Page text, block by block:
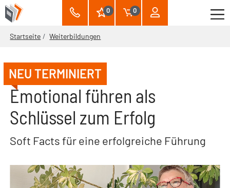
0 0
Startseite Weiterbildungen
NEU TERMINIERT
Emotional führen als
Schlüssel zum Erfolg
Soft Facts für eine erfolgreiche Führung